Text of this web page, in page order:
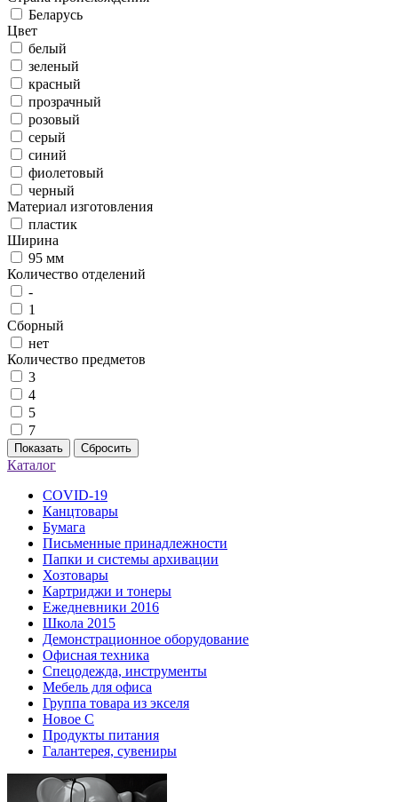
Беларусь
Цвет
белый
зеленый
красный
прозрачный
розовый
серый
синий
фиолетовый
черный
Материал изготовления
пластик
Ширина
95 мм
Количество отделений
-
1
Сборный
нет
Количество предметов
3
4
5
7
Показать Сбросить
Каталог
COVID-19
Канцтовары
Бумага
Письменные принадлежности
Папки и системы архивации
Хозтовары
Картриджи и тонеры
Ежедневники 2016
Школа 2015
Демонстрационное оборудование
Офисная техника
Спецодежда, инструменты
Мебель для офиса
Группа товара из экселя
Новое С
Продукты питания
Галантерея, сувениры